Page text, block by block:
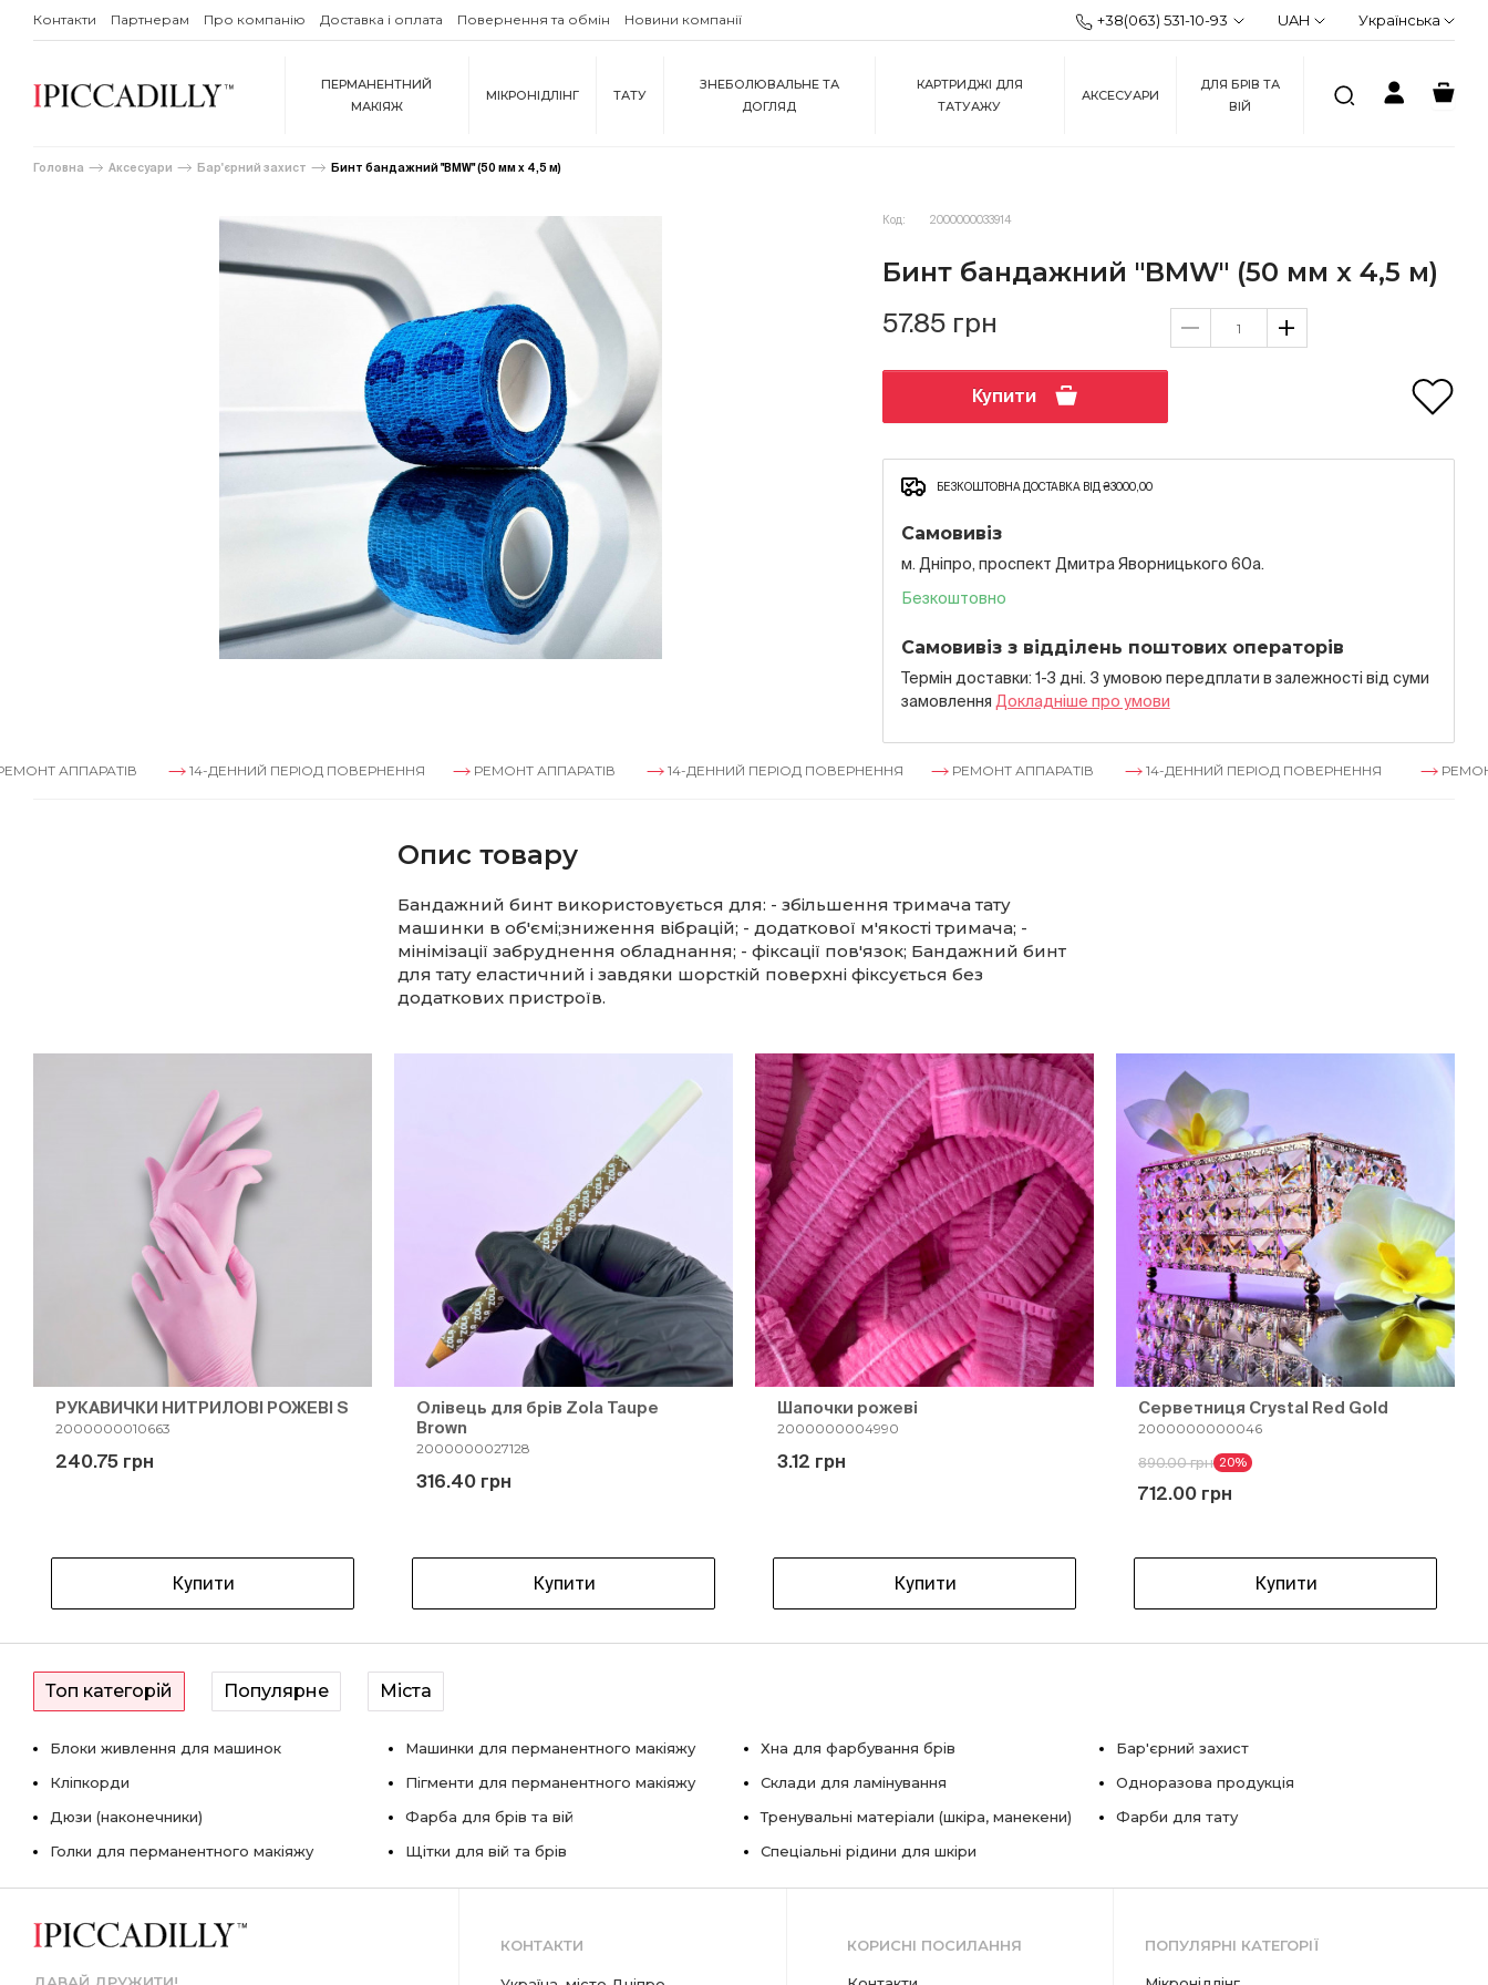
Контакти Партнерам Про компанію Доставка і оплата Повернення та обмін Новини компанії +38(063) 531-10-93 UAH Українська
ПЕРМАНЕНТНИЙ
МАКІЯЖ
МІКРОНІДЛІНГ ТАТУ
ЗНЕБОЛЮВАЛЬНЕ ТА
ДОГЛЯД
КАРТРИДЖІ ДЛЯ
ТАТУАЖУ
АКСЕСУАРИ
ДЛЯ БРІВ ТА
ВІЙ
Головна Аксесуари Бар'єрний захист Бинт бандажний "BMW" (50 мм х 4,5 м)
Код: 2000000033914
Бинт бандажний "BMW" (50 мм х 4,5 м)
57.85 грн
Купити
БЕЗКОШТОВНА ДОСТАВКА ВІД ₴3000,00
Самовивіз
м. Дніпро, проспект Дмитра Яворницького 60а.
Безкоштовно
Самовивіз з відділень поштових операторів
Термін доставки: 1-3 дні. З умовою передплати в залежностi вiд суми
замовлення Докладнiше про умови
14-ДЕННИЙ ПЕРІОД ПОВЕРНЕННЯ РЕМОНТ АППАРАТІВ 14-ДЕННИЙ ПЕРІОД ПОВЕРНЕННЯ РЕМОНТ АППАРАТІВ 14-ДЕННИЙ ПЕРІОД ПОВЕРНЕННЯ РЕМОНТ
Опис товару
Бандажний бинт використовується для: - збільшення тримача тату
машинки в об'ємі;зниження вібрацій; - додаткової м'якості тримача; -
мінімізації забруднення обладнання; - фіксації пов'язок; Бандажний бинт
для тату еластичний і завдяки шорсткій поверхні фіксується без
додаткових пристроїв.
РУКАВИЧКИ НИТРИЛОВІ РОЖЕВІ S
2000000010663
240.75 грн
Купити
Олівець для брів Zola Taupe
Brown
2000000027128
316.40 грн
Купити
Шапочки рожеві
2000000004990
3.12 грн
Купити
Серветниця Crystal Red Gold
2000000000046
890.00 грн 20%
712.00 грн
Купити
Топ категорій Популярне Міста
Блоки живлення для машинок
Кліпкорди
Дюзи (наконечники)
Голки для перманентного макіяжу
Машинки для перманентного макіяжу
Пігменти для перманентного макіяжу
Фарба для брів та вій
Щітки для вій та брів
Хна для фарбування брів
Склади для ламінування
Тренувальні матеріали (шкіра, манекени)
Спеціальні рідини для шкіри
Бар'єрний захист
Одноразова продукція
Фарби для тату
ДАВАЙ ДРУЖИТИ!
КОНТАКТИ КОРИСНІ ПОСИЛАННЯ ПОПУЛЯРНІ КАТЕГОРІЇ